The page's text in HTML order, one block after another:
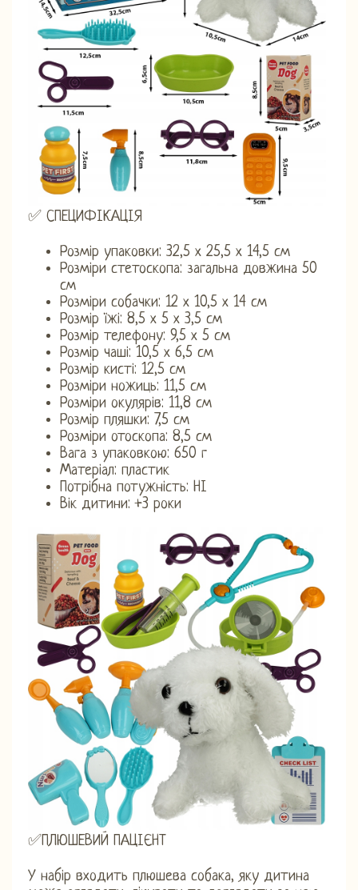
✅ СПЕЦИФІКАЦІЯ
Розмір упаковки: 32,5 х 25,5 х 14,5 см
Розміри стетоскопа: загальна довжина 50
см
Розміри собачки: 12 х 10,5 х 14 см
Розмір їжі: 8,5 х 5 х 3,5 см
Розмір телефону: 9,5 х 5 см
Розмір чаші: 10,5 х 6,5 см
Розмір кисті: 12,5 см
Розміри ножиць: 11,5 см
Розміри окулярів: 11,8 см
Розмір пляшки: 7,5 см
Розміри отоскопа: 8,5 см
Вага з упаковкою: 650 г
Матеріал: пластик
Потрібна потужність: НІ
Вік дитини: +3 роки
✅ПЛЮШЕВИЙ ПАЦІЄНТ
У набір входить плюшева собака, яку дитина